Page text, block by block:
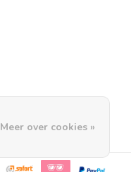
Meer over cookies »